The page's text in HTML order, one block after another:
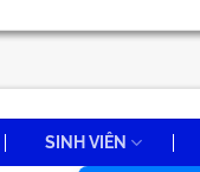
SINH VIÊN